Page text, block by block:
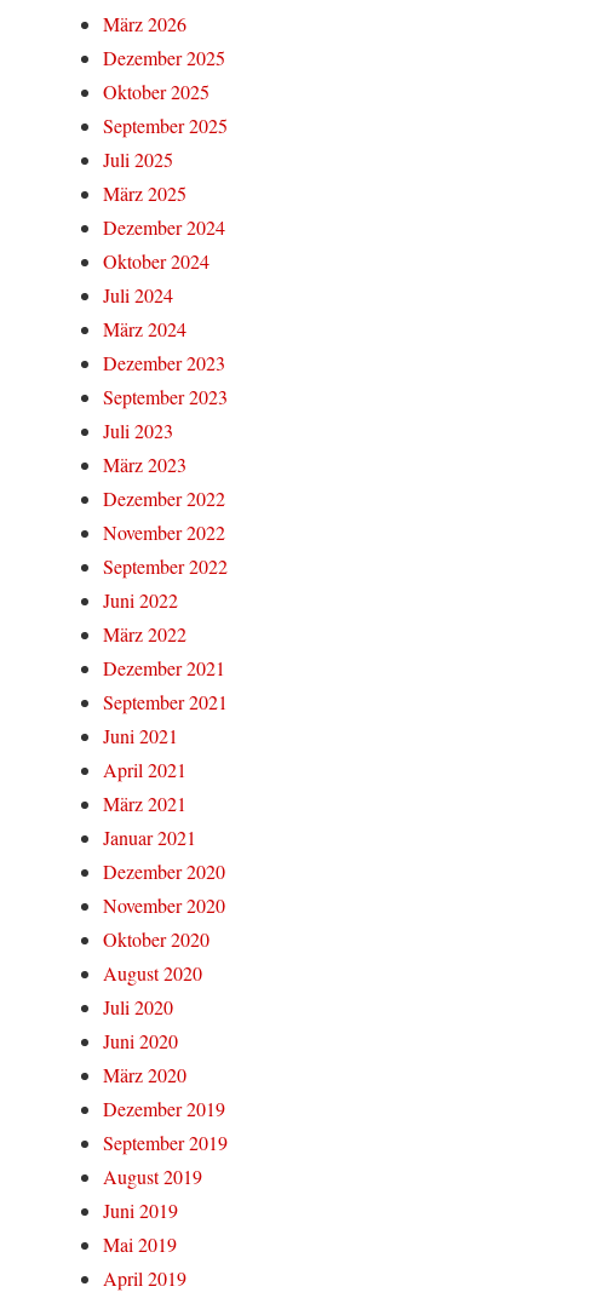
März 2026
Dezember 2025
Oktober 2025
September 2025
Juli 2025
März 2025
Dezember 2024
Oktober 2024
Juli 2024
März 2024
Dezember 2023
September 2023
Juli 2023
März 2023
Dezember 2022
November 2022
September 2022
Juni 2022
März 2022
Dezember 2021
September 2021
Juni 2021
April 2021
März 2021
Januar 2021
Dezember 2020
November 2020
Oktober 2020
August 2020
Juli 2020
Juni 2020
März 2020
Dezember 2019
September 2019
August 2019
Juni 2019
Mai 2019
April 2019